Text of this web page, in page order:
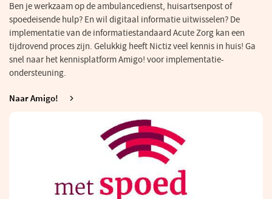
Ben je werkzaam op de ambulancedienst, huisartsenpost of
spoedeisende hulp? En wil digitaal informatie uitwisselen? De
implementatie van de informatiestandaard Acute Zorg kan een
tijdrovend proces zijn. Gelukkig heeft Nictiz veel kennis in huis! Ga
snel naar het kennisplatform Amigo! voor implementatie-
ondersteuning.
Naar Amigo!